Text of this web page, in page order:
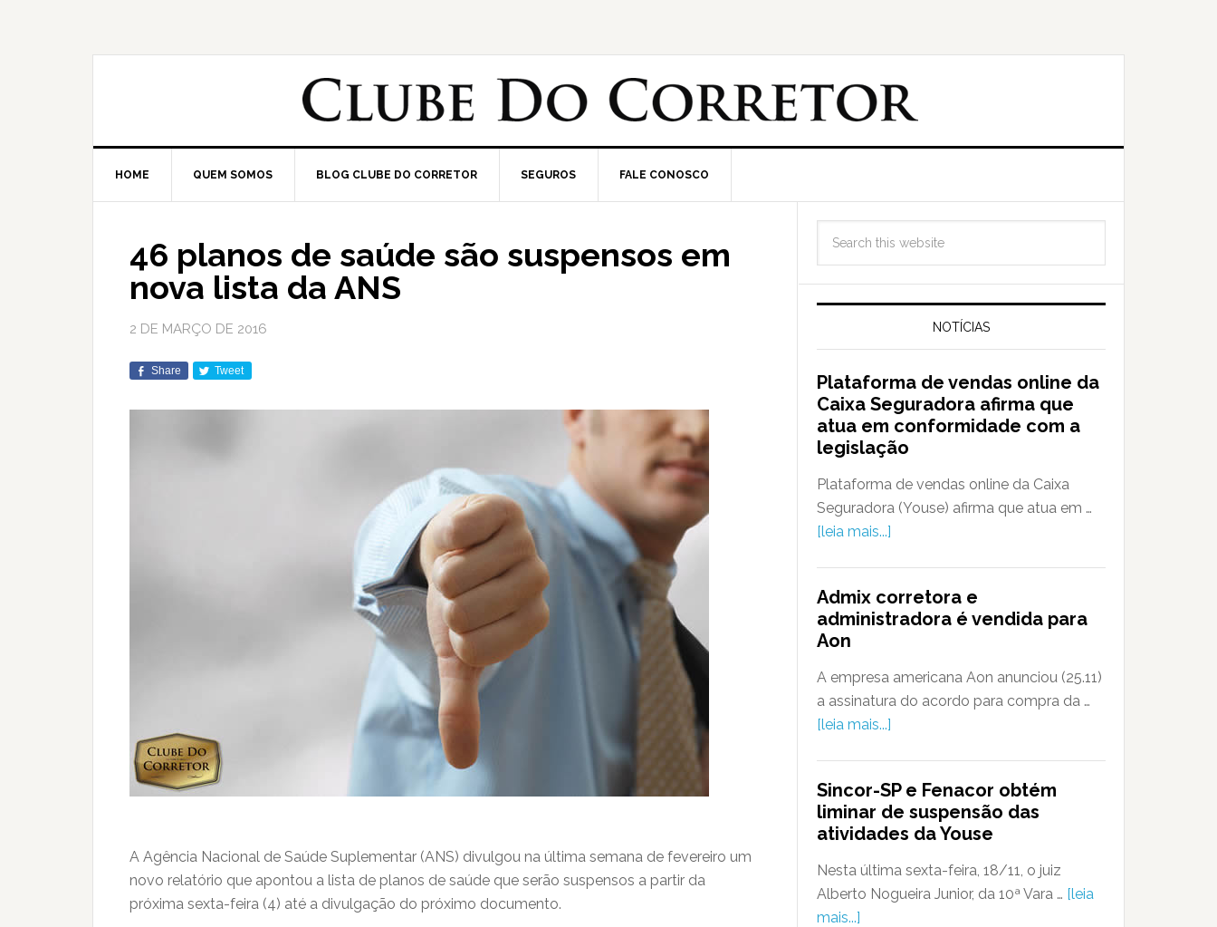
HOME QUEM SOMOS BLOG CLUBE DO CORRETOR SEGUROS FALE CONOSCO
46 planos de saúde são suspensos em
nova lista da ANS
2 DE MARÇO DE 2016
Share Tweet
A Agência Nacional de Saúde Suplementar (ANS) divulgou na última semana de fevereiro um
novo relatório que apontou a lista de planos de saúde que serão suspensos a partir da
próxima sexta-feira (4) até a divulgação do próximo documento.
NOTÍCIAS
Plataforma de vendas online da
Caixa Seguradora afirma que
atua em conformidade com a
legislação
Plataforma de vendas online da Caixa
Seguradora (Youse) afirma que atua em …
[leia mais...]
Admix corretora e
administradora é vendida para
Aon
A empresa americana Aon anunciou (25.11)
a assinatura do acordo para compra da …
[leia mais...]
Sincor-SP e Fenacor obtém
liminar de suspensão das
atividades da Youse
Nesta última sexta-feira, 18/11, o juiz
Alberto Nogueira Junior, da 10ª Vara … [leia
mais...]